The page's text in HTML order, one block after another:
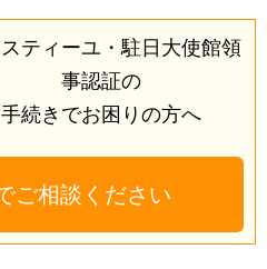
ティーユ・駐日大使館領
事認証の
手続きでお困りの方へ
ご相談ください